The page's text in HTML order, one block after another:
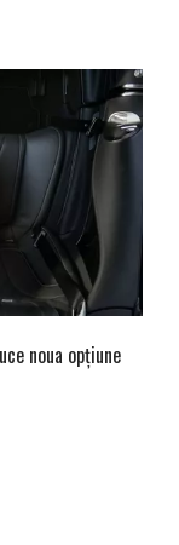
noua opțiune